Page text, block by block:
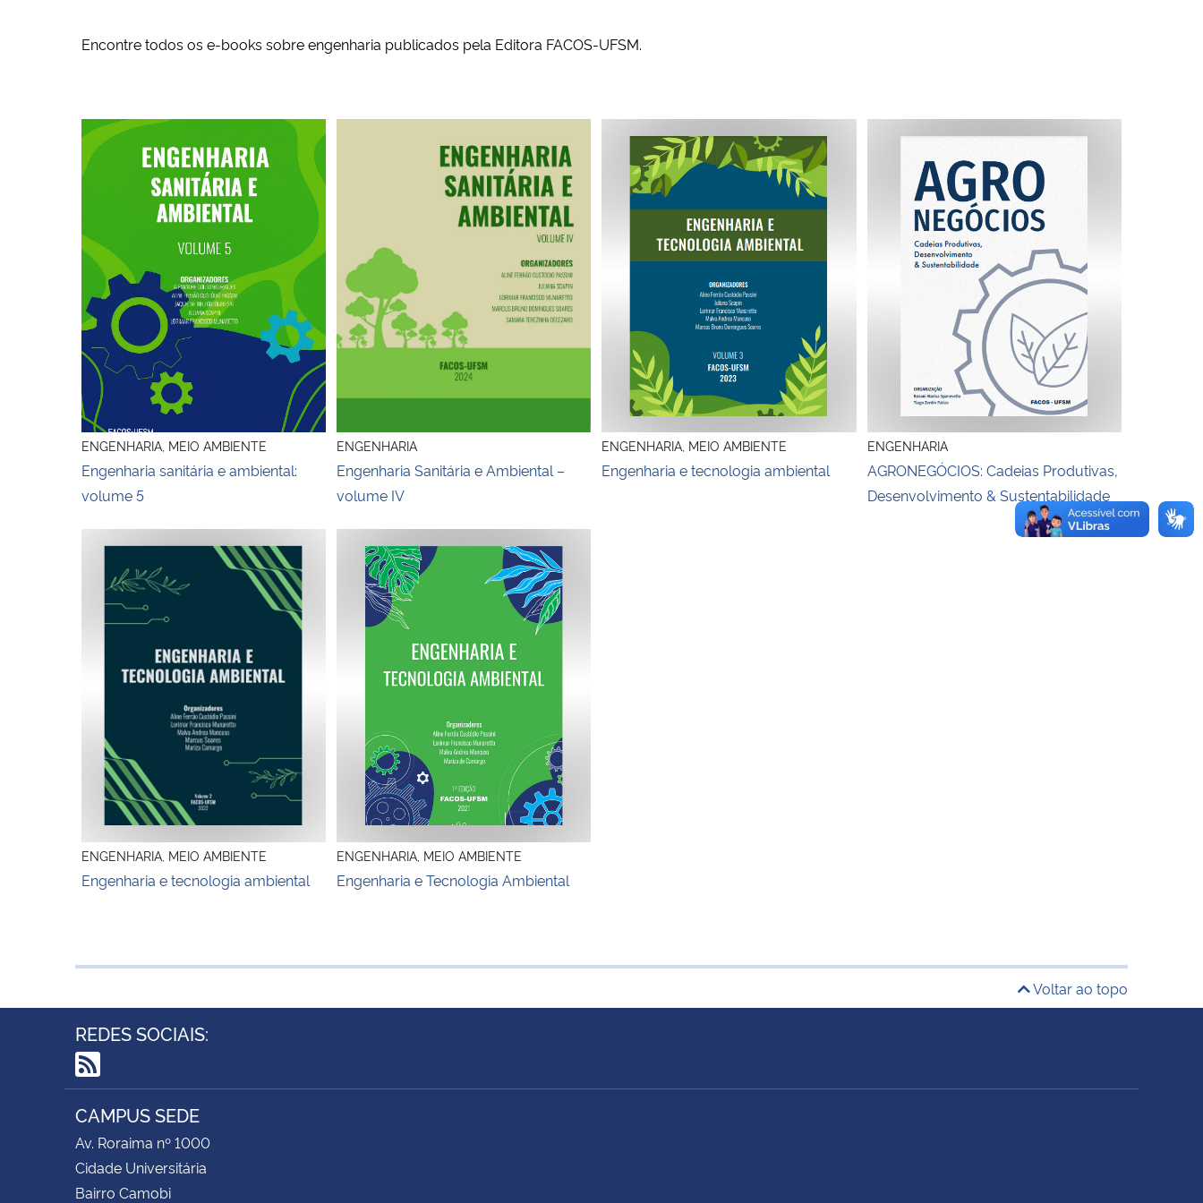
Encontre todos os e-books sobre engenharia publicados pela Editora FACOS-UFSM.
Engenharia sanitária e ambiental: volume 5
ENGENHARIA, MEIO AMBIENTE
Engenharia sanitária e ambiental:
volume 5
ENGENHARIA
Engenharia Sanitária e Ambiental –
volume IV
ENGENHARIA, MEIO AMBIENTE
Engenharia e tecnologia ambiental
ENGENHARIA
AGRONEGÓCIOS: Cadeias Produtivas,
Desenvolvimento & Sustentabilidade
Engenharia e tecnologia ambiental
ENGENHARIA, MEIO AMBIENTE
Engenharia e tecnologia ambiental
ENGENHARIA, MEIO AMBIENTE
Engenharia e Tecnologia Ambiental
Voltar ao topo
REDES SOCIAIS:
RSS
CAMPUS SEDE
Av. Roraima nº 1000
Cidade Universitária
Bairro Camobi